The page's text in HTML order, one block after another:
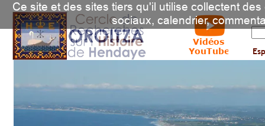
Vidéos
YouTube
Ce site et des sites tiers qu'il utilise collectent
sociaux, calendrier,